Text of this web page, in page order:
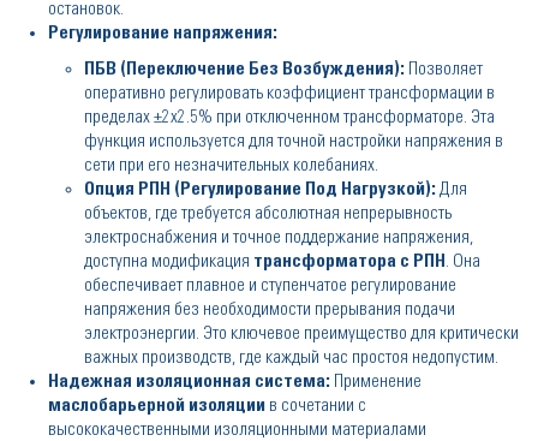
остановок.
Регулирование напряжения:
ПБВ (Переключение Без Возбуждения): Позволяет
оперативно регулировать коэффициент трансформации в
пределах ±2x2.5% при отключенном трансформаторе. Эта
функция используется для точной настройки напряжения в
сети при его незначительных колебаниях.
Опция РПН (Регулирование Под Нагрузкой): Для
объектов, где требуется абсолютная непрерывность
электроснабжения и точное поддержание напряжения,
доступна модификация трансформатора с РПН . Она
обеспечивает плавное и ступенчатое регулирование
напряжения без необходимости прерывания подачи
электроэнергии. Это ключевое преимущество для критически
важных производств, где каждый час простоя недопустим.
Надежная изоляционная система: Применение
маслобарьерной изоляции в сочетании с
высококачественными изоляционными материалами